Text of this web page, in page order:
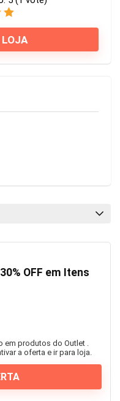
OFF em Itens
em produtos do Outlet .
a oferta e ir para loja.